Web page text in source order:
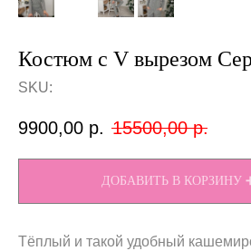
Костюм с V вырезом
SKU:
9900,00 р. 15500,00 р.
ДОБАВИТЬ В КОРЗИНУ
Тёплый и такой удобный